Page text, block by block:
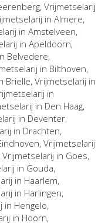
, Vrijmetselarij
in Almere,
in Amstelveen,
in Apeldoorn,
Belvedere,
in Bilthoven,
Brielle, Vrijmetselarij in
in
in Den Haag,
in Deventer,
in Drachten,
, Vrijmetselarij
Vrijmetselarij in Goes,
in Gouda,
in Haarlem,
in Harlingen,
in Hengelo,
in Hoorn,